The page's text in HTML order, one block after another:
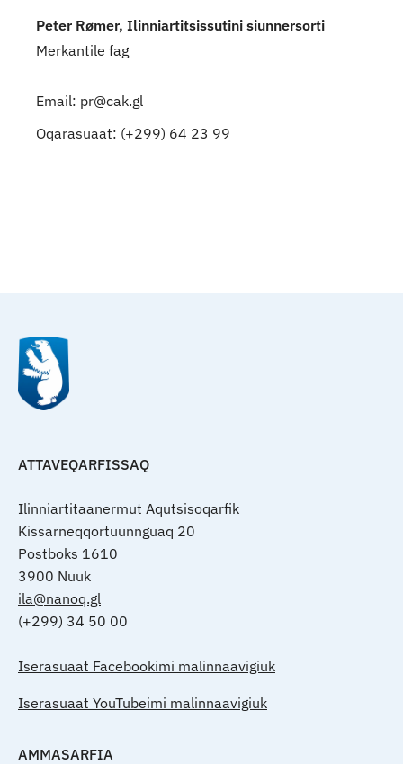
Peter Rømer, Ilinniartitsissutini siunnersorti
Merkantile fag
Email: pr@cak.gl
Oqarasuaat: (+299) 64 23 99
ATTAVEQARFISSAQ
Ilinniartitaanermut Aqutsisoqarfik
Kissarneqqortuunnguaq 20
Postboks 1610
3900 Nuuk
ila@nanoq.gl
(+299) 34 50 00
Iserasuaat Facebookimi malinnaavigiuk
Iserasuaat YouTubeimi malinnaavigiuk
AMMASARFIA